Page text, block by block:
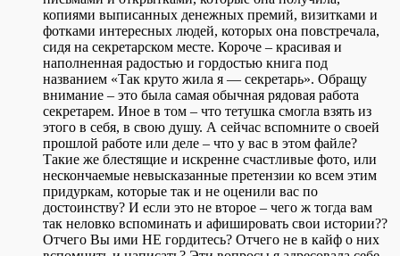
копиями выписанных денежных премий, визитками и
фотками интересных людей, которых она повстречала,
сидя на секретарском месте. Короче – красивая и
наполненная радостью и гордостью книга под
названием «Так круто жила я — секретарь». Обращу
внимание – это была самая обычная рядовая работа
секретарем. Иное в том – что тетушка смогла взять из
этого в себя, в свою душу. А сейчас вспомните о своей
прошлой работе или деле – что у вас в этом файле?
Такие же блестящие и искренне счастливые фото, или
нескончаемые невысказанные претензии ко всем этим
придуркам, которые так и не оценили вас по
достоинству? И если это не второе – чего ж тогда вам
так неловко вспоминать и афишировать свои истории??
Отчего Вы ими НЕ гордитесь? Отчего не в кайф о них